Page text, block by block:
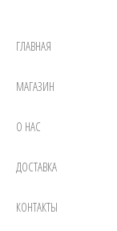
ГЛАВНАЯ
МАГАЗИН
О НАС
ДОСТАВКА
КОНТАКТЫ